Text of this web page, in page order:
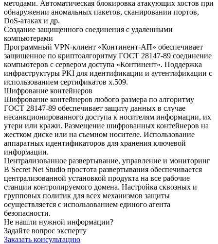
методами. Автоматическая блокировка атакующих хостов при
обнаружении аномальных пакетов, сканировании портов,
DoS-атаках и др.
Создание защищенного соединения с удаленными
компьютерами
Программный VPN-клиент «Континент-АП» обеспечивает
защищенное по криптоалгоритму ГОСТ 28147-89 соединение
компьютеров с сервером доступа «Континент». Поддержка
инфраструктуры PKI для идентификации и аутентификации с
использованием сертификатов x.509.
Шифрование контейнеров
Шифрование контейнеров любого размера по алгоритму
ГОСТ 28147-89 обеспечивает защиту данных в случае
несанкционированного доступа к носителям информации, их
утери или кражи. Размещение шифрованных контейнеров на
жестком диске или на съемном носителе. Использование
аппаратных идентификаторов для хранения ключевой
информации.
Централизованное развертывание, управление и мониторинг
В Secret Net Studio простота развертывания обеспечивается
централизованной установкой продукта на все рабочие
станции контролируемого домена. Настройка сквозных и
групповых политик для всех механизмов защиты
осуществляется с использованием единого агента
безопасности.
Не нашли нужной информации?
Задайте вопрос эксперту
Заказать консультацию